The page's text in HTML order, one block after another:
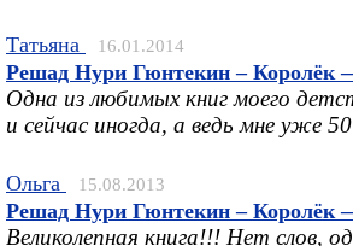
Татьяна 16.01.2014
Решад Нури Гюнтекин – Королёк
Одна из любимых книг моего
и сейчас иногда, а ведь мне уже
Ольга 15.08.2013
Решад Нури Гюнтекин – Королёк
Великолепная книга!!! Нет слов,